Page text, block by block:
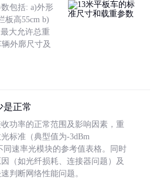
包括: a)外形
板高55cm b)
大允许总重
外廓尺寸及
是正常
功率的正常范围及影响因素，重
标准（典型值为-3dBm
同速率光模块的参考值表格。同时
（如光纤损耗、连接器问题）及
判断网络性能问题。